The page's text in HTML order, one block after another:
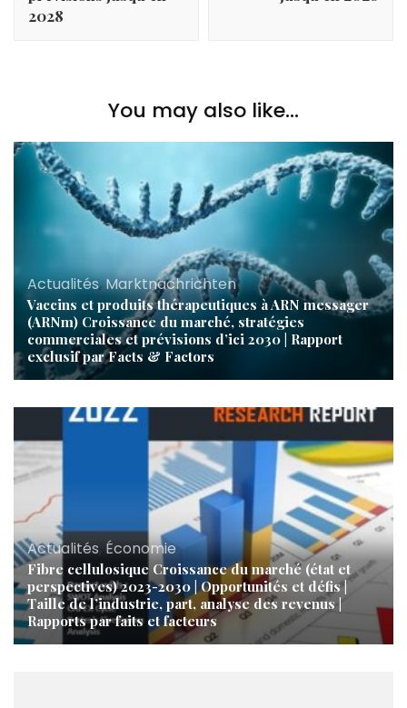
2028
You may also like...
Actualités,Marktnachrichten
Vaccins et produits thérapeutiques à ARN messager
(ARNm) Croissance du marché, stratégies
commerciales et prévisions d’ici 2030 | Rapport
exclusif par Facts & Factors
Actualités Économie
Fibre cellulosique Croissance du marché (état et
perspectives) 2023-2030 | Opportunités et défis |
Taille de l’industrie, part, analyse des revenus |
Rapports par faits et facteurs